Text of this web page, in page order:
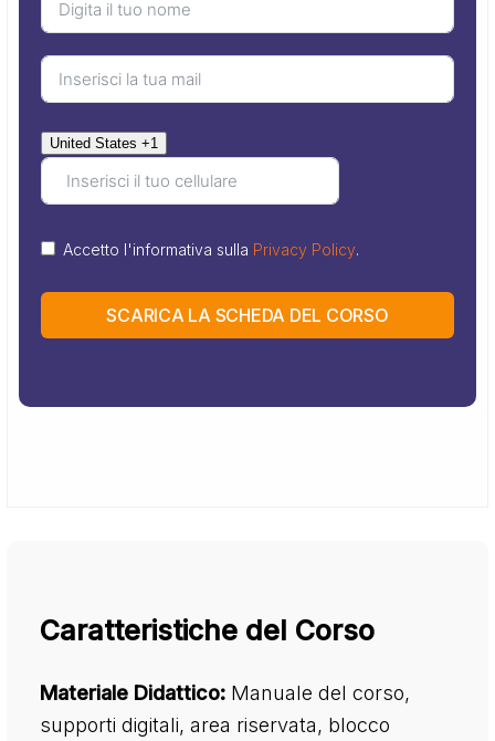
United States +1
Accetto l'informativa sulla Privacy Policy.
SCARICA LA SCHEDA DEL CORSO
Caratteristiche del Corso
Materiale Didattico: Manuale del corso,
supporti digitali, area riservata, blocco